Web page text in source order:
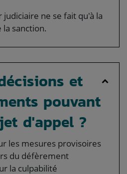
judiciaire ne se fait qu'à la
sanction.
et
pouvant
d'appel ?
les mesures provisoires
du défèrement
la culpabilité